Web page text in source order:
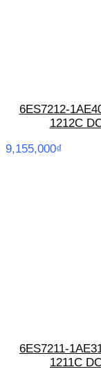
6ES7212-
1212C
9,155,000₫
6ES7211-
1211C